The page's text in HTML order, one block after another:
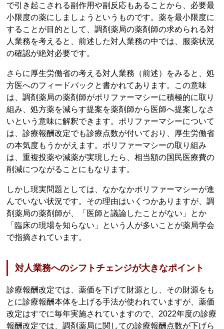
で引き起こされる副作用や副反応もあることから、必要最
小限度の薬にしましょうというものです。薬を最小限度に
することが目的として、調剤薬局の薬剤師の求められる対
人業務を考えると、前述した対人業務の中では、服薬状況
の確認が絶対必要です。
さらに厚生労働省の考える対人業務（前述）をみると、処
方医へのフィードバックと書かれてあります。この意味
は、調剤薬局の薬剤師がポリファーマシーに積極的に取り
組み、処方薬を減らす提案を薬剤師から医師へ提案しなさ
いという意味に解釈できます。ポリファーマシーについて
は、診療報酬改定でも診療点数が付いており、厚生労働省
の本気度もうかがえます。ポリファーマシーの取り組み
は、重複投薬や減薬が実現したら、相当額の国民医療費の
削減につながることにもなります。
しかし現実問題としては、なかなかポリファーマシーが進
んでいない状況です。その理由はいくつかありますが、調
剤薬局の薬剤師が、「医師と議論したことがない」とか
「臨床の現場を知らない」という人が多いことが薬局学会
で指摘されています。
対人業務へのシフトチェンジが大きなポイント
診療報酬改定では、薬価を下げて財源とし、その財源をも
とに診療報酬本体を上げる手法が使われていますが、薬価
改定はすでに毎年実施されていますので、2022年度の診療
報酬改定では、調剤薬局に関しての診療報酬点数が下げら